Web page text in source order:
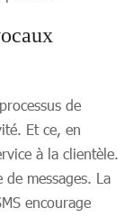
de
Et ce, en
à la clientèle.
messages. La
encourage